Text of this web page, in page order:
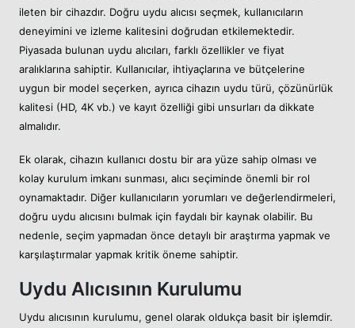
ileten bir cihazdır. Doğru uydu alıcısı seçmek, kullanıcıların
deneyimini ve izleme kalitesini doğrudan etkilemektedir.
Piyasada bulunan uydu alıcıları, farklı özellikler ve fiyat
aralıklarına sahiptir. Kullanıcılar, ihtiyaçlarına ve bütçelerine
uygun bir model seçerken, ayrıca cihazın uydu türü, çözünürlük
kalitesi (HD, 4K vb.) ve kayıt özelliği gibi unsurları da dikkate
almalıdır.
Ek olarak, cihazın kullanıcı dostu bir ara yüze sahip olması ve
kolay kurulum imkanı sunması, alıcı seçiminde önemli bir rol
oynamaktadır. Diğer kullanıcıların yorumları ve değerlendirmeleri,
doğru uydu alıcısını bulmak için faydalı bir kaynak olabilir. Bu
nedenle, seçim yapmadan önce detaylı bir araştırma yapmak ve
karşılaştırmalar yapmak kritik öneme sahiptir.
Uydu Alıcısının Kurulumu
Uydu alıcısının kurulumu, genel olarak oldukça basit bir işlemdir.